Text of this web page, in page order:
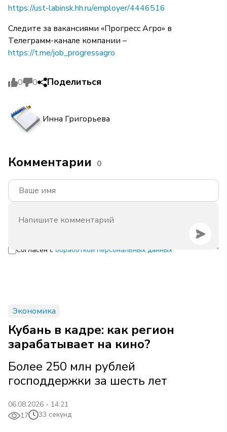
https://ust-labinsk.hh.ru/employer/4446516
Следите за вакансиями «Прогресс Агро» в
Телеграмм-канале компании –
https://t.me/job_progressagro
0 0 Поделиться
Инна Григорьева
Комментарии 0
Согласен с обработкой персональных данных
Экономика
Кубань в кадре: как регион
зарабатывает на кино?
Более 250 млн рублей
господдержки за шесть лет
06.08.2026 - 14:21
17
33 секунд